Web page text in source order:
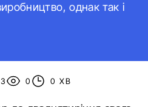
однак так і
0 0 ХВ